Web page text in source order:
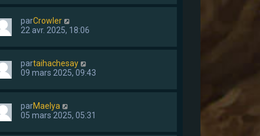
parCrowler
22 avr. 2025, 18:06
partaihachesay
09 mars 2025, 09:43
parMaelya
05 mars 2025, 05:31